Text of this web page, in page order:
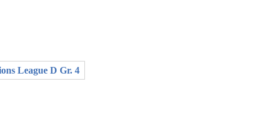
League D Gr. 4